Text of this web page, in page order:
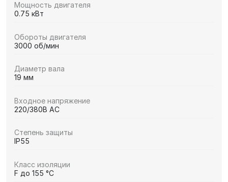
Мощность двигателя
0.75 кВт
Обороты двигателя
3000 об/мин
Диаметр вала
19 мм
Входное напряжение
220/380В AC
Степень защиты
IP55
Класс изоляции
F до 155 °C